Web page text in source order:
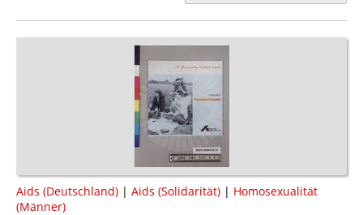
Aids (Deutschland) | Aids (Solidarität) | Homosexualität
(Männer)